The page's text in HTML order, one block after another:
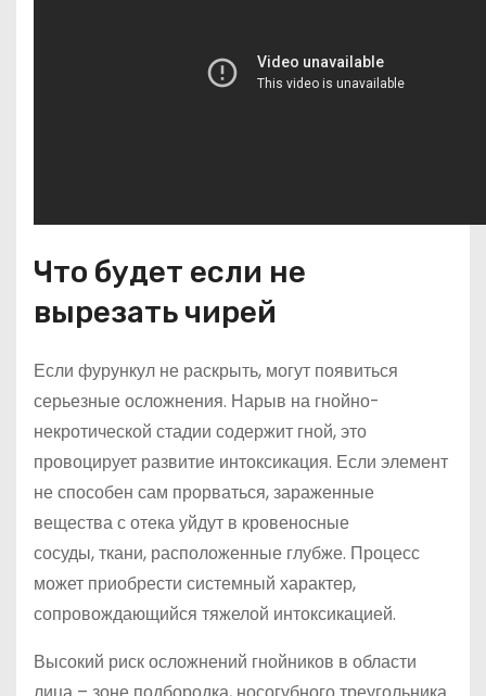
Что будет если не
вырезать чирей
Если фурункул не раскрыть, могут появиться
серьезные осложнения. Нарыв на гнойно-
некротической стадии содержит гной, это
провоцирует развитие интоксикация. Если элемент
не способен сам прорваться, зараженные
вещества с отека уйдут в кровеносные
сосуды, ткани, расположенные глубже. Процесс
может приобрести системный характер,
сопровождающийся тяжелой интоксикацией.
Высокий риск осложнений гнойников в области